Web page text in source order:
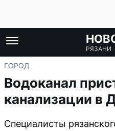
РЯЗАНИ
ГОРОД
Водоканал
канализации в
Специалисты